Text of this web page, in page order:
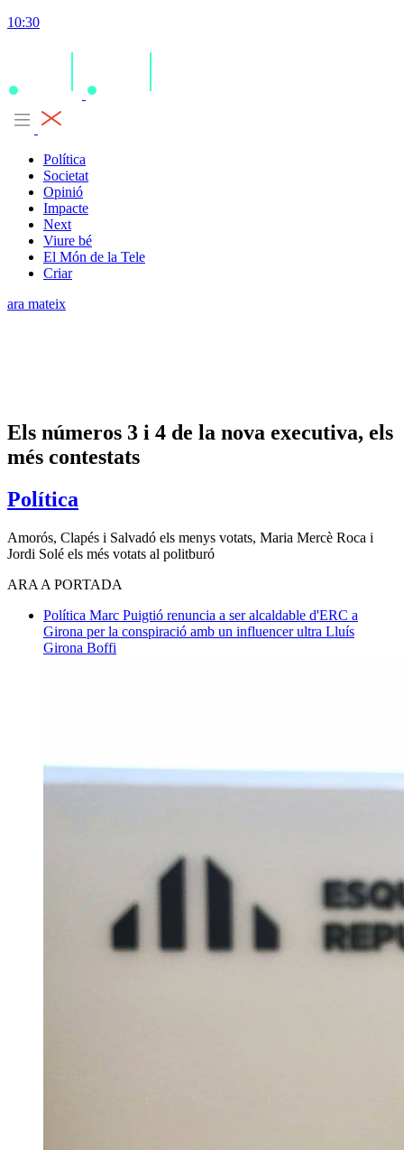
10:30
Política
Societat
Opinió
Impacte
Next
Viure bé
El Món de la Tele
Criar
ara mateix
Els números 3 i 4 de la nova executiva, els
més contestats
Política
Amorós, Clapés i Salvadó els menys votats, Maria Mercè Roca i
Jordi Solé els més votats al politburó
ARA A PORTADA
Política Marc Puigtió renuncia a ser alcaldable d'ERC a
Girona per la conspiració amb un influencer ultra Lluís
Girona Boffi